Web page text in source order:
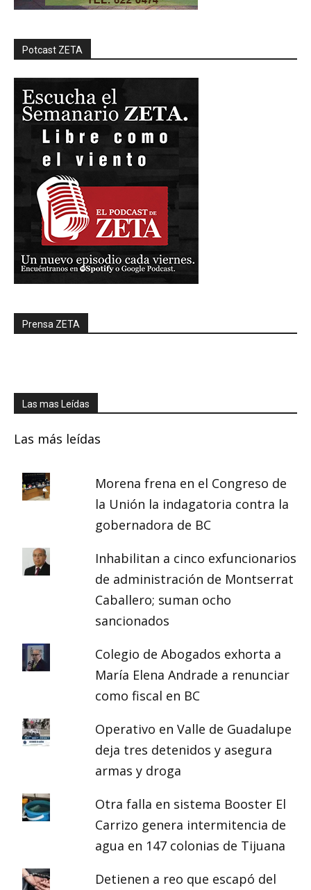
Potcast ZETA
Prensa ZETA
Las mas Leídas
Las más leídas
Morena frena en el Congreso de
la Unión la indagatoria contra la
gobernadora de BC
Inhabilitan a cinco exfuncionarios
de administración de Montserrat
Caballero; suman ocho
sancionados
Colegio de Abogados exhorta a
María Elena Andrade a renunciar
como fiscal en BC
Operativo en Valle de Guadalupe
deja tres detenidos y asegura
armas y droga
Otra falla en sistema Booster El
Carrizo genera intermitencia de
agua en 147 colonias de Tijuana
Detienen a reo que escapó del